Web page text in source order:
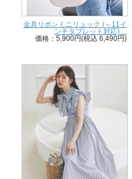
金具リボンミニリュック (～11イ
ンチタブレット対応) ...
価格：5,900円(税込 6,490円)